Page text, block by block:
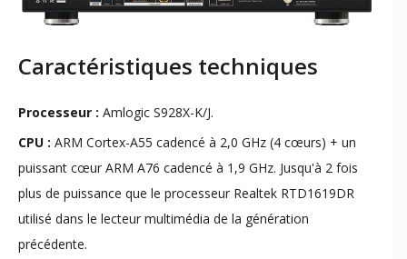
Caractéristiques techniques
Processeur : Amlogic S928X-K/J.
CPU : ARM Cortex-A55 cadencé à 2,0 GHz (4 cœurs) + un
puissant cœur ARM A76 cadencé à 1,9 GHz. Jusqu'à 2 fois
plus de puissance que le processeur Realtek RTD1619DR
utilisé dans le lecteur multimédia de la génération
précédente.